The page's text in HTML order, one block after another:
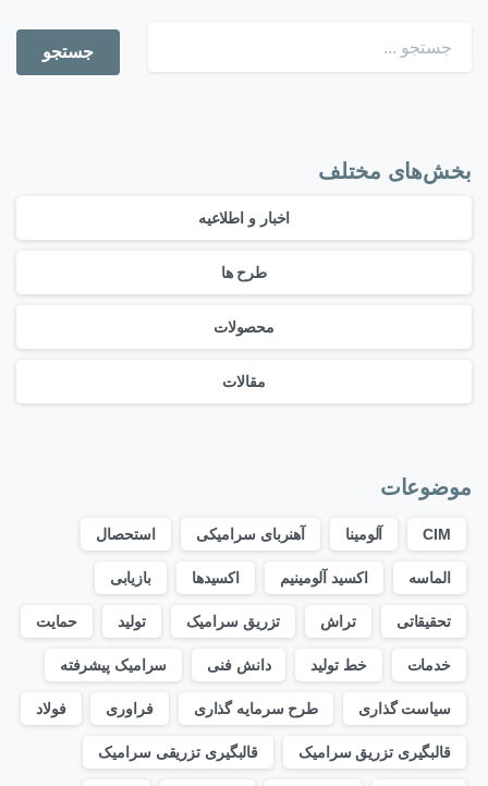
بخش‌های مختلف
اخبار و اطلاعیه
طرح ها
محصولات
مقالات
موضوعات
CIM آلومینا آهنربای سرامیکی استحصال
الماسه اکسید آلومینیم اکسیدها بازیابی
تحقیقاتی تراش تزریق سرامیک تولید حمایت
خدمات خط تولید دانش فنی سرامیک پیشرفته
سیاست گذاری طرح سرمایه گذاری فراوری فولاد
قالبگیری تزریق سرامیک قالبگیری تزریقی سرامیک